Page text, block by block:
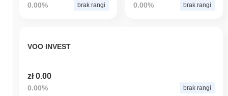
0.00% brak rangi 0.00% brak rangi
VOO INVEST
zł 0.00
0.00% brak rangi